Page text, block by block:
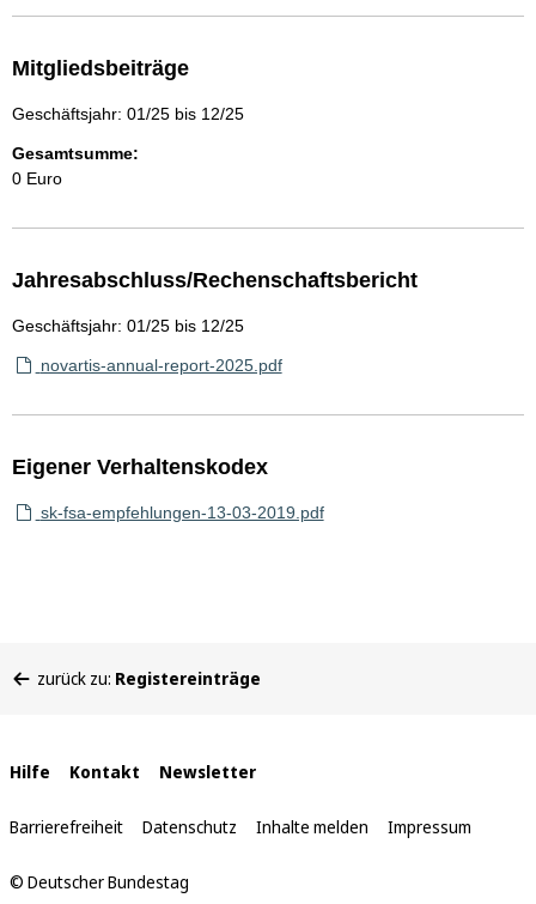
Mitgliedsbeiträge
Geschäftsjahr: 01/25 bis 12/25
Gesamtsumme:
0 Euro
Jahresabschluss/Rechenschaftsbericht
Geschäftsjahr: 01/25 bis 12/25
novartis-annual-report-2025.pdf
Eigener Verhaltenskodex
sk-fsa-empfehlungen-13-03-2019.pdf
befinden
zurück zu: Registereinträge
Interne
Links
Hilfe Kontakt Newsletter
Barrierefreiheit Datenschutz Inhalte melden Impressum
© Deutscher Bundestag